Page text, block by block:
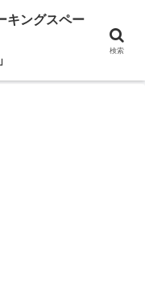
提供します。
ルオフィス ACCESS
ングスペー
検索